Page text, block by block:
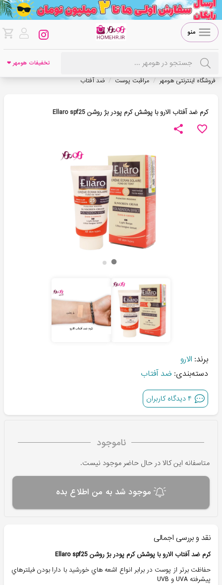
منو
تخفیفات هومهر ❤
فروشگاه اینترنتی هومهر / مراقبت پوست / ضد آفتاب
کرم ضد آفتاب الارو با پوشش کرم پودر بژ روشن Ellaro spf25
برند: الارو
دسته‌بندی: ضد آفتاب
۴دیدگاه کاربران
ناموجود
متاسفانه این کالا در حال حاضر موجود نیست.
موجود شد به من اطلاع بده
نقد و بررسی اجمالی
کرم ضد آفتاب الارو با پوشش کرم پودر بژ روشن Ellaro spf25
حفاظت برتر از پوست در برابر انواع اشعه هاي خورشيد با دارا بودن فيلترهاي
پيشرفته UVA و UVB